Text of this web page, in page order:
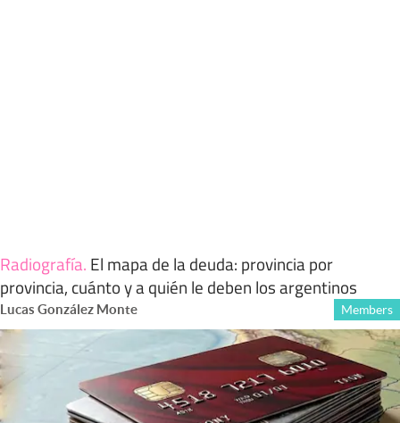
Radiografía. El mapa de la deuda: provincia por
provincia, cuánto y a quién le deben los argentinos
Lucas González Monte Members